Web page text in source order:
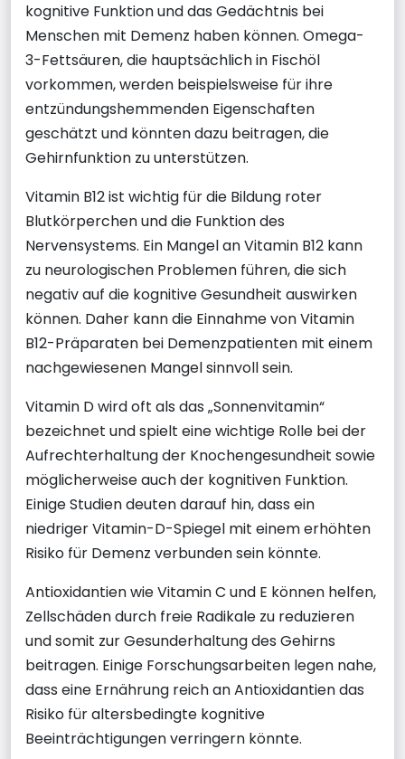
kognitive Funktion und das Gedächtnis bei
Menschen mit Demenz haben können. Omega-
3-Fettsäuren, die hauptsächlich in Fischöl
vorkommen, werden beispielsweise für ihre
entzündungshemmenden Eigenschaften
geschätzt und könnten dazu beitragen, die
Gehirnfunktion zu unterstützen.
Vitamin B12 ist wichtig für die Bildung roter
Blutkörperchen und die Funktion des
Nervensystems. Ein Mangel an Vitamin B12 kann
zu neurologischen Problemen führen, die sich
negativ auf die kognitive Gesundheit auswirken
können. Daher kann die Einnahme von Vitamin
B12-Präparaten bei Demenzpatienten mit einem
nachgewiesenen Mangel sinnvoll sein.
Vitamin D wird oft als das „Sonnenvitamin“
bezeichnet und spielt eine wichtige Rolle bei der
Aufrechterhaltung der Knochengesundheit sowie
möglicherweise auch der kognitiven Funktion.
Einige Studien deuten darauf hin, dass ein
niedriger Vitamin-D-Spiegel mit einem erhöhten
Risiko für Demenz verbunden sein könnte.
Antioxidantien wie Vitamin C und E können helfen,
Zellschäden durch freie Radikale zu reduzieren
und somit zur Gesunderhaltung des Gehirns
beitragen. Einige Forschungsarbeiten legen nahe,
dass eine Ernährung reich an Antioxidantien das
Risiko für altersbedingte kognitive
Beeinträchtigungen verringern könnte.